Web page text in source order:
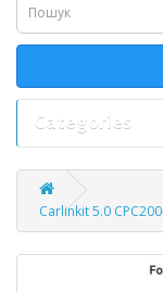
Categories
Carlinkit 5.0